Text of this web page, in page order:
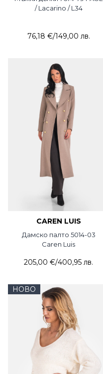
/ Lacarino / L34
76,18 €/149,00 лв.
CAREN LUIS
Дамско палто 5014-03
Caren Luis
205,00 €/400,95 лв.
НОВО